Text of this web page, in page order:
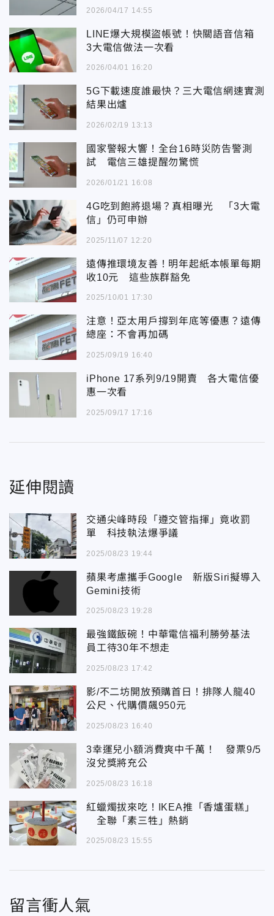
2026/04/17 14:55
LINE爆大規模盜帳號！快關語音信箱
3大電信做法一次看
2026/04/01 16:20
5G下載速度誰最快？三大電信網速實測
結果出爐
2026/02/19 13:13
國家警報大響！全台16時災防告警測
試 電信三雄提醒勿驚慌
2026/01/21 16:08
4G吃到飽將退場？真相曝光 「3大電
信」仍可申辦
2025/11/07 12:20
遠傳推環境友善！明年起紙本帳單每期
收10元 這些族群豁免
2025/10/01 17:30
注意！亞太用戶撐到年底等優惠？遠傳
總座：不會再加碼
2025/09/19 16:40
iPhone 17系列9/19開賣 各大電信優
惠一次看
2025/09/17 17:16
延伸閱讀
交通尖峰時段「遵交管指揮」竟收罰
單 科技執法爆爭議
2025/08/23 19:44
蘋果考慮攜手Google 新版Siri擬導入
Gemini技術
2025/08/23 19:28
最強鐵飯碗！中華電信福利勝勞基法
員工待30年不想走
2025/08/23 17:42
影/不二坊開放預購首日！排隊人龍40
公尺、代購價飆950元
2025/08/23 16:40
3幸運兒小額消費爽中千萬！ 發票9/5
沒兌獎將充公
2025/08/23 16:18
紅蠟燭拔來吃！IKEA推「香爐蛋糕」
全聯「素三牲」熱銷
2025/08/23 15:55
留言衝人氣